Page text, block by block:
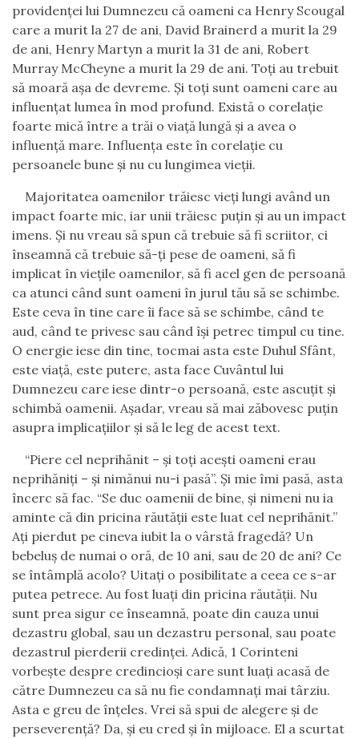
providenţei lui Dumnezeu că oameni ca Henry Scougal
care a murit la 27 de ani, David Brainerd a murit la 29
de ani, Henry Martyn a murit la 31 de ani, Robert
Murray McCheyne a murit la 29 de ani. Toţi au trebuit
să moară aşa de devreme. Şi toţi sunt oameni care au
influenţat lumea în mod profund. Există o corelaţie
foarte mică între a trăi o viaţă lungă şi a avea o
influenţă mare. Influenţa este în corelaţie cu
persoanele bune şi nu cu lungimea vieţii.
Majoritatea oamenilor trăiesc vieţi lungi având un
impact foarte mic, iar unii trăiesc puţin şi au un impact
imens. Şi nu vreau să spun că trebuie să fi scriitor, ci
înseamnă că trebuie să-ţi pese de oameni, să fi
implicat în vieţile oamenilor, să fi acel gen de persoană
ca atunci când sunt oameni în jurul tău să se schimbe.
Este ceva în tine care îi face să se schimbe, când te
aud, când te privesc sau când îşi petrec timpul cu tine.
O energie iese din tine, tocmai asta este Duhul Sfânt,
este viaţă, este putere, asta face Cuvântul lui
Dumnezeu care iese dintr-o persoană, este ascuţit şi
schimbă oamenii. Aşadar, vreau să mai zăbovesc puţin
asupra implicaţiilor şi să le leg de acest text.
“Piere cel neprihănit – şi toţi aceşti oameni erau
neprihăniţi – şi nimănui nu-i pasă”. Şi mie îmi pasă, asta
încerc să fac. “Se duc oamenii de bine, şi nimeni nu ia
aminte că din pricina răutăţii este luat cel neprihănit.”
Aţi pierdut pe cineva iubit la o vârstă fragedă? Un
bebeluş de numai o oră, de 10 ani, sau de 20 de ani? Ce
se întâmplă acolo? Uitaţi o posibilitate a ceea ce s-ar
putea petrece. Au fost luaţi din pricina răutății. Nu
sunt prea sigur ce înseamnă, poate din cauza unui
dezastru global, sau un dezastru personal, sau poate
dezastrul pierderii credinţei. Adică, 1 Corinteni
vorbeşte despre credincioşi care sunt luaţi acasă de
către Dumnezeu ca să nu fie condamnaţi mai târziu.
Asta e greu de înţeles. Vrei să spui de alegere şi de
perseverenţă? Da, şi eu cred şi în mijloace. El a scurtat